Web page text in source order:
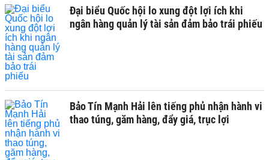
Đại biểu Quốc hội lo xung đột lợi ích khi
ngân hàng quản lý tài sản đảm bảo trái phiếu
Bảo Tín Mạnh Hải lên tiếng phủ nhận hành vi
thao túng, găm hàng, đẩy giá, trục lợi